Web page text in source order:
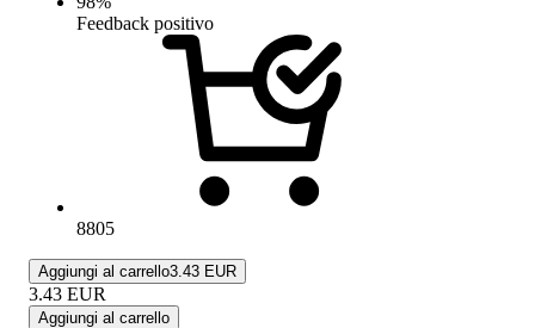
Feedback positivo
8805
Aggiungi al carrello3.43 EUR
3.43 EUR
Aggiungi al carrello